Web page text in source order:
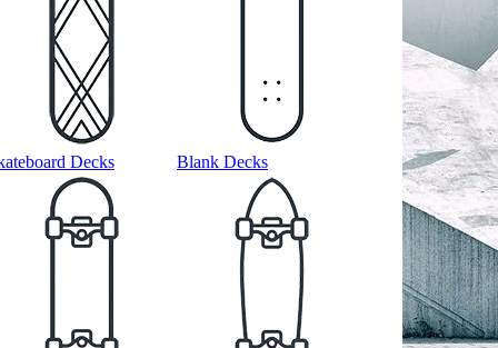
Decks Blank Decks